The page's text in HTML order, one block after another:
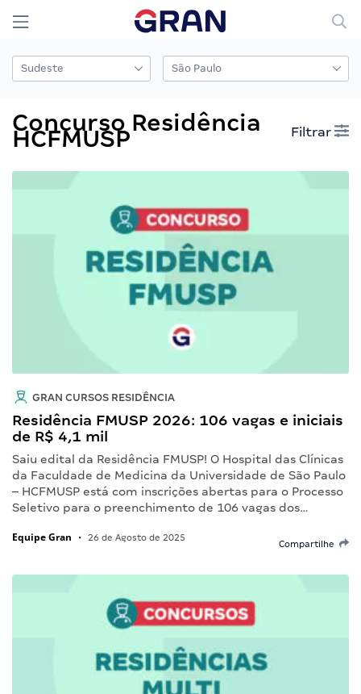
Concurso Residência
HCFMUSP Filtrar
GRAN CURSOS RESIDÊNCIA
Residência FMUSP 2026: 106 vagas e iniciais
de R$ 4,1 mil
Saiu edital da Residência FMUSP! O Hospital das Clínicas
da Faculdade de Medicina da Universidade de São Paulo
– HCFMUSP está com inscrições abertas para o Processo
Seletivo para o preenchimento de 106 vagas dos…
Equipe Gran • 26 de Agosto de 2025
Compartilhe